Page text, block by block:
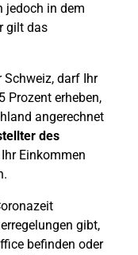
jedoch in dem
gilt das
Schweiz, darf Ihr
Prozent erheben,
angerechnet
des
Einkommen
gibt,
befinden oder